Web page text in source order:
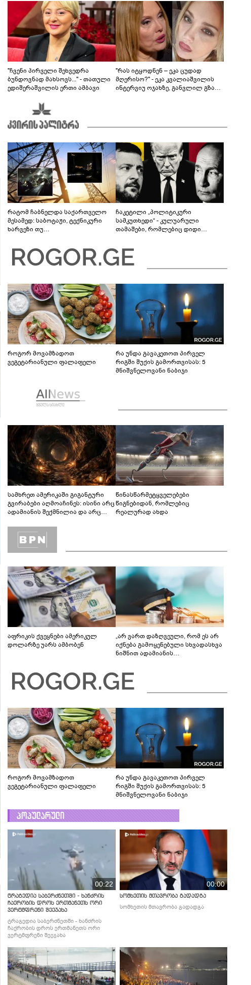
"ჩვენი პირველი შეხვედრა
ბუნდოვნად მახსოვს..." - თათული
ედიშერაშვილის ერთი ამბავი
"რას იტყოდნენ – ეკა ცუდად
მღერისო?" - ეკა კვალიაშვილის
ინტერვიუ ოჯახზე, განვლილ გზასა
რატომ ჩაბნელდა საქართველო
მესამედ: საბოტაჟი, ტექნიკური
ხარვეზი თუ
ჩაკეტილი „პოლიტიკური
სამკუთხედი“ - კულუარული
თამაშები, რომლებიც დიდი
როგორ მოვამზადოთ
ვეგეტარიანული ფალაფელი
რა უნდა გავაკეთოთ პირველ
რიგში შუქის გამორთვისას: 5
მნიშვნელოვანი ნაბიჯი
სამხრეთ ამერიკაში გიგანტური
გვირაბები აღმოაჩინეს: ისინი არც
ადამიანის შექმნილია და არც
ლაბირინთები?
წინასწარმეტყველებები
წიგნებიდან, რომლებიც
რეალურად ახდა
აფრიკის ქვეყნები ამერიკულ
დოლარზე უარს ამბობენ
„არ ვართ დაზღვეული, რომ ეს არ
იქნება გამოყენებული სხვადასხვა
ნიშნით ადამიანის
უფსკრულისკენ მიდის“
როგორ მოვამზადოთ
ვეგეტარიანული ფალაფელი
რა უნდა გავაკეთოთ პირველ
რიგში შუქის გამორთვისას: 5
მნიშვნელოვანი ნაბიჯი
პოპულარული
00:22
ტრაგედია საბერძნეთში - ხანძრის
ჩაქრობის დროს ერთმანეთს ორი
ვერტმფრენი შეეჯახა
ტრაგედია საბერძნეთში - ხანძრის
ჩაქრობის დროს ერთმანეთს ორი
ვერტმფრენი შეეჯახა
00:00
სომხეთის მთავრობა გადადგა
სომხეთის მთავრობა გადადგა